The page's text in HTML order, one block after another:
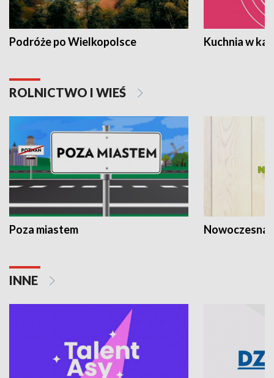
Podróże po Wielkopolsce Kuchnia w
ROLNICTWO I WIEŚ
Poza miastem Nowoczesna
INNE